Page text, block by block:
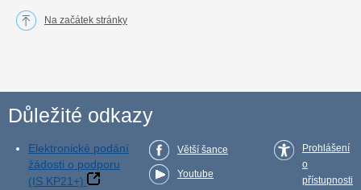
Na začátek stránky
Důležité odkazy
Elektronické podání
žádosti o podporu
(IS KP21+)
Větší šance
Youtube
Prohlášení
o
přístupnosti